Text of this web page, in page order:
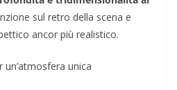
sul retro della scena e
ancor più realistico.
unica